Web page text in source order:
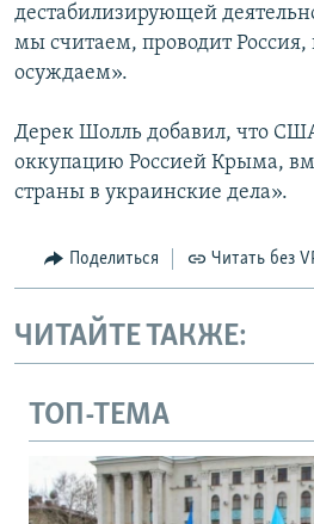
дестабилизирующей
мы считаем, проводит Россия,
осуждаем».
Дерек Шолль добавил, что
оккупацию Россией Крыма,
страны в украинские дела».
Поделиться Читать без
ЧИТАЙТЕ ТАКЖЕ:
ТОП-ТЕМА